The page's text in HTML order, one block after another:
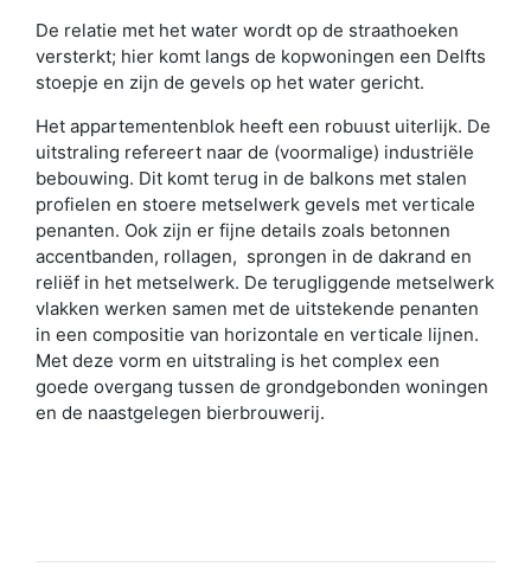
De relatie met het water wordt op de straathoeken
versterkt; hier komt langs de kopwoningen een Delfts
stoepje en zijn de gevels op het water gericht.
Het appartementenblok heeft een robuust uiterlijk. De
uitstraling refereert naar de (voormalige) industriële
bebouwing. Dit komt terug in de balkons met stalen
profielen en stoere metselwerk gevels met verticale
penanten. Ook zijn er fijne details zoals betonnen
accentbanden, rollagen, sprongen in de dakrand en
reliëf in het metselwerk. De terugliggende metselwerk
vlakken werken samen met de uitstekende penanten
in een compositie van horizontale en verticale lijnen.
Met deze vorm en uitstraling is het complex een
goede overgang tussen de grondgebonden woningen
en de naastgelegen bierbrouwerij.